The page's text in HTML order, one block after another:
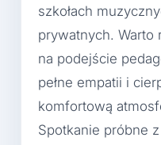
szkołach
prywatnych.
na podejście
pełne empatii i
komfortową
Spotkanie próbne